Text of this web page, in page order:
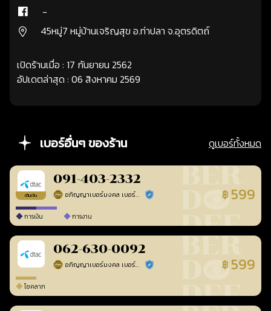
-
45หมู่7 หมู่บ้านเจริญสุข อ.ท่าปลา จ.อุตรดิตถ์
เปิดร้านเมื่อ : 17 กันยายน 2562
อัปเดตล่าสุด : 06 สิงหาคม 2569
เบอร์อื่นๆ ของร้าน ดูเบอร์ทั้งหมด
เติมเงิน
091-403-2332
อภิญญาเบอร์มงคล เบอร์สวยเลขศาสตร์ ร้านยืนยันแล้ว ฿ 599
การเงิน การงาน
062-630-0092
อภิญญาเบอร์มงคล เบอร์สวยเลขศาสตร์ ร้านยืนยันแล้ว ฿ 599
โชคลาภ